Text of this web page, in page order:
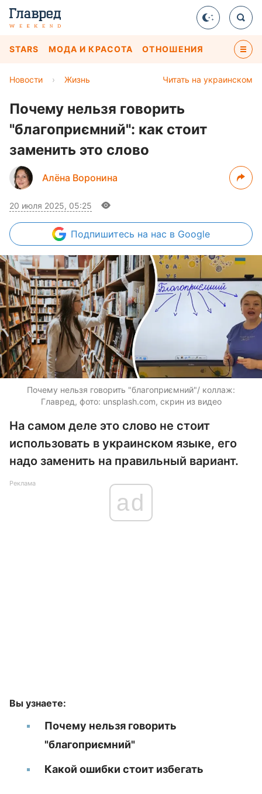
STARS МОДА И КРАСОТА ОТНОШЕНИЯ
Читать на украинском
Новости › Жизнь
Почему нельзя говорить
"благоприємний": как стоит
заменить это слово
Алёна Воронина
20 июля 2025, 05:25
Подпишитесь на нас в Google
Почему нельзя говорить "благоприємний"/ коллаж:
Главред, фото: unsplash.com, скрин из видео
На самом деле это слово не стоит
использовать в украинском языке, его
надо заменить на правильный вариант.
Реклама
ad
Вы узнаете:
Почему нельзя говорить
"благоприємний"
Какой ошибки стоит избегать